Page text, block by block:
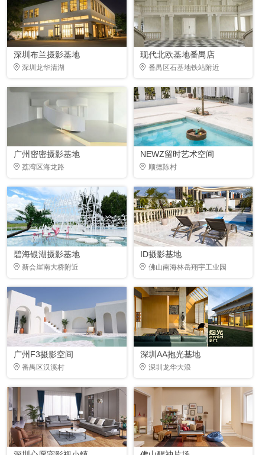
深圳布兰摄影基地
深圳龙华清湖
现代北欧基地番禺店
番禺区石基地铁站附近
广州密密摄影基地
荔湾区海龙路
NEWZ留时艺术空间
顺德陈村
碧海银湖摄影基地
新会崖南大桥附近
ID摄影基地
佛山南海林岳翔宇工业园
广州F3摄影空间
番禺区汉溪村
深圳AA抱光基地
深圳龙华大浪